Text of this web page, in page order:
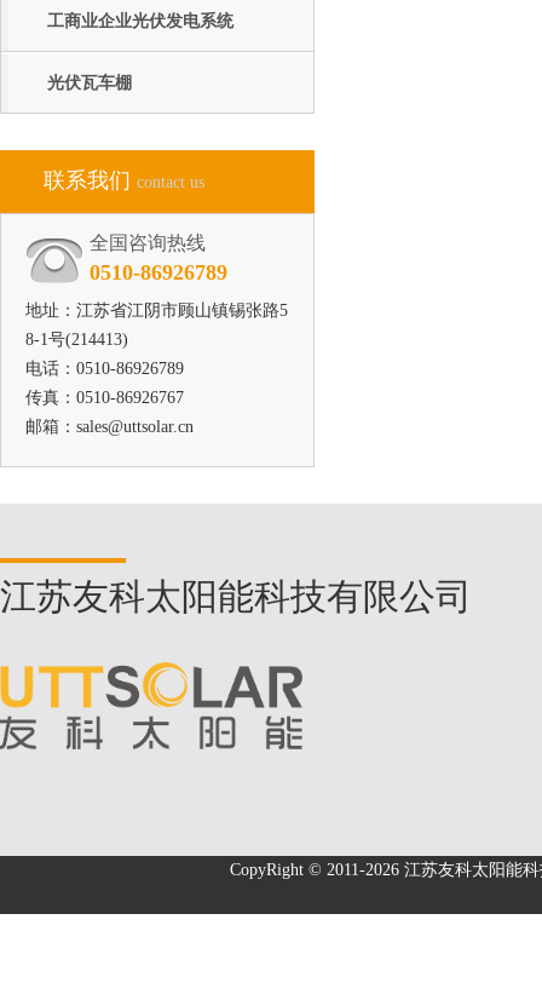
工商业企业光伏发电系统
光伏瓦车棚
联系我们 contact us
全国咨询热线
0510-86926789
地址：江苏省江阴市顾山镇锡张路5
8-1号(214413)
电话：0510-86926789
传真：0510-86926767
邮箱：sales@uttsolar.cn
江苏友科太阳能科技有限公司
CopyRight © 2011-2026 江苏友科太阳能